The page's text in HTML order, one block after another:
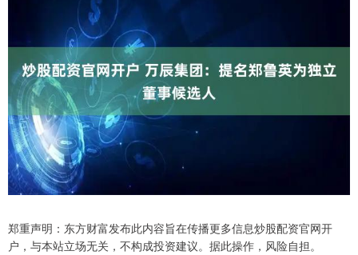
郑重声明：东方财富发布此内容旨在传播更多信息炒股配资官网开
户，与本站立场无关，不构成投资建议。据此操作，风险自担。